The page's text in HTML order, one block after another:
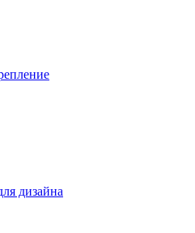
дизайна